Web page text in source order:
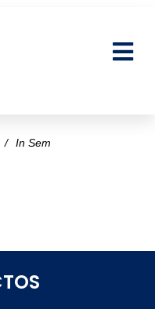
In Sem